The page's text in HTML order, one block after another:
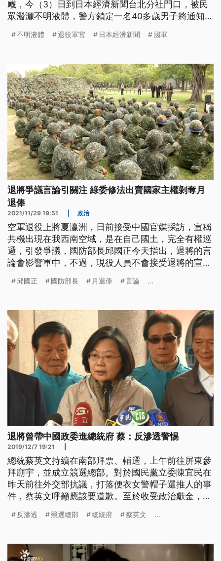
衊，今（3）日到日本經濟新聞台北分社門口，被民
眾潑灑不明液體，警方鎖定一名40多歲男子將通知到
確診查證的訊息表達遺憾，並要求站在台灣立場，平
收，高階退將認為，問題在於國家認同不明確，恐怕
導致未戰先降，需要對部隊進行武裝思想。
不明液體 退役軍官 日本經濟新聞 國軍
退將爭議言論引關注 綠委修法出賣國家主權剝奪月
退俸
2021/11/29 19:51 政治
空軍退役上將夏瀛洲，日前接受中國官媒採訪，宣稱
共機出現在我西南空域，是在自己國土，完全有權巡
邏，引發爭議，國防部長邱國正今天指出，退將的言
論會影響軍中，不過，現役人員不會接受退將的宣
係條例》，針對退將不實言論，出賣國家主權，可剝
邱國正 國防部長 月退俸 言論 ...
退將曾帶中國政委進總統府 蔡：反滲透警惕
2019/12/7 19:21
總統蔡英文持續在南部拜票、輔選，上午前往屏東參
拜廟宇，並成立競選總部。對於國民黨立委陳宜民在
昨天前往外交部抗議，打落便衣女警帽子還推人的事
件，蔡英文呼籲應該要道歉。至於收受政治獻金，而
入總統府，蔡英文表示，會作為反滲透警惕。 先到
英文一連兩天在南部拜票輔選，但聽到立委陳宜民6
日到外交部抗議，撥掉便衣女警的帽
反滲透 競選總部 總統府 蔡英文 ...